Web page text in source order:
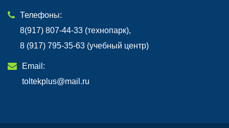
Телефоны:
8(917) 807-44-33 (технопарк),
8 (917) 795-35-63 (учебный центр)
Email:
toltekplus@mail.ru